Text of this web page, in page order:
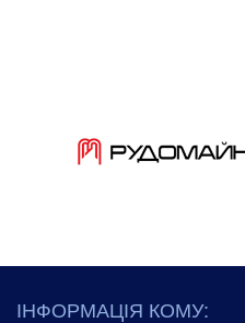
ІНФОРМАЦІЯ КОМУ: